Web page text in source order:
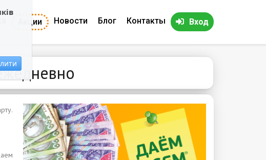
Акции Новости Блог Контакты Вход